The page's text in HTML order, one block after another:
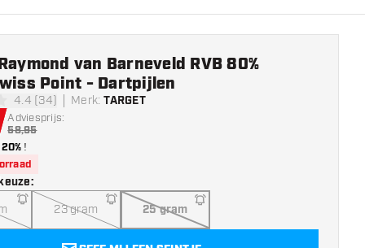
4.4 (34) Merk: TARGET
van Barneveld RVB 80%
Point - Dartpijlen
Adviesprijs:
58,95
20% !
:
23 gram 25 gram